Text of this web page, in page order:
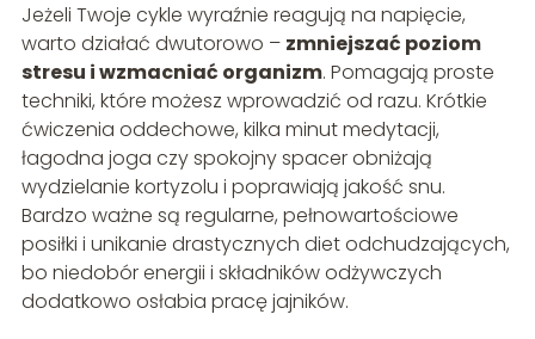
Jeżeli Twoje cykle wyraźnie reagują na napięcie,
warto działać dwutorowo – zmniejszać poziom
stresu i wzmacniać organizm. Pomagają proste
techniki, które możesz wprowadzić od razu. Krótkie
ćwiczenia oddechowe, kilka minut medytacji,
łagodna joga czy spokojny spacer obniżają
wydzielanie kortyzolu i poprawiają jakość snu.
Bardzo ważne są regularne, pełnowartościowe
posiłki i unikanie drastycznych diet odchudzających,
bo niedobór energii i składników odżywczych
dodatkowo osłabia pracę jajników.